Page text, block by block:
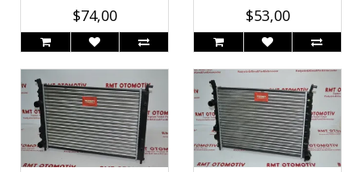
$74,00 $53,00